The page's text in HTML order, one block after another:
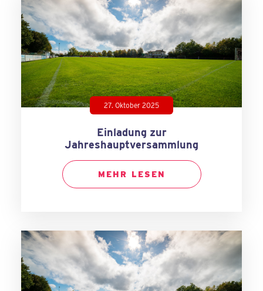
27. Oktober 2025
Einladung zur
Jahreshauptversammlung
MEHR LESEN